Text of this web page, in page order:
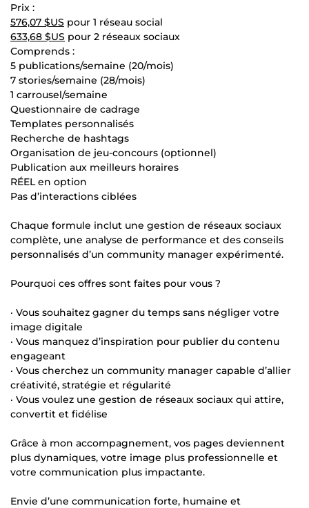
Prix :
576,07 $US pour 1 réseau social
633,68 $US pour 2 réseaux sociaux
Comprends :
5 publications/semaine (20/mois)
7 stories/semaine (28/mois)
1 carrousel/semaine
Questionnaire de cadrage
Templates personnalisés
Recherche de hashtags
Organisation de jeu-concours (optionnel)
Publication aux meilleurs horaires
RÉEL en option
Pas d’interactions ciblées
Chaque formule inclut une gestion de réseaux sociaux
complète, une analyse de performance et des conseils
personnalisés d’un community manager expérimenté.
Pourquoi ces offres sont faites pour vous ?
· Vous souhaitez gagner du temps sans négliger votre
image digitale
· Vous manquez d’inspiration pour publier du contenu
engageant
· Vous cherchez un community manager capable d’allier
créativité, stratégie et régularité
· Vous voulez une gestion de réseaux sociaux qui attire,
convertit et fidélise
Grâce à mon accompagnement, vos pages deviennent
plus dynamiques, votre image plus professionnelle et
votre communication plus impactante.
Envie d’une communication forte, humaine et